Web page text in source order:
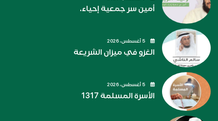
أمين سر جمعية إحياء.
الغزو في ميزان الشريعة
الأسرة المسلمة 1317